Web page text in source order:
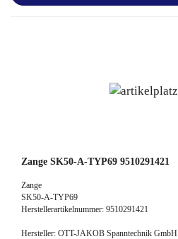
Zange SK50-A-TYP69 9510291421
Zange
SK50-A-TYP69
Herstellerartikelnummer: 9510291421
Hersteller: OTT-JAKOB Spanntechnik GmbH